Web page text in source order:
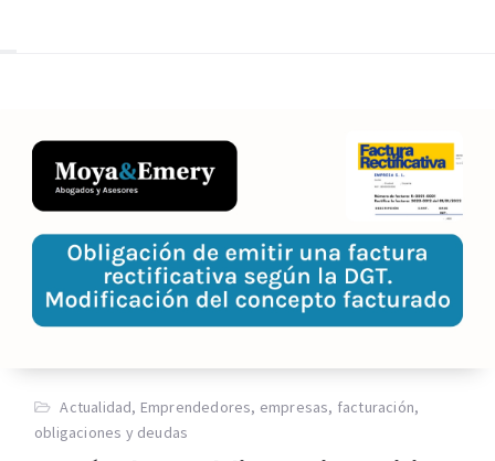
Actualidad, Emprendedores, empresas, facturación,
obligaciones y deudas